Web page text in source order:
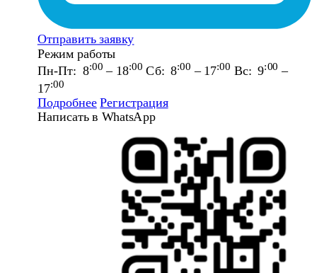
Отправить заявку
Режим работы
Пн-Пт: 8:00 – 18:00 Сб: 8:00 – 17:00 Вс: 9:00 –
17:00
Подробнее Регистрация
Написать в WhatsApp